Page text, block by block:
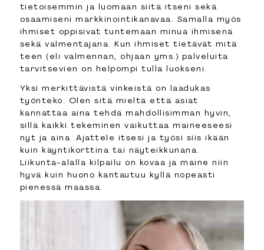
tietoisemmin ja luomaan siitä itseni sekä
osaamiseni markkinointikanavaa. Samalla myös
ihmiset oppisivat tuntemaan minua ihmisenä
sekä valmentajana. Kun ihmiset tietävät mitä
teen (eli valmennan, ohjaan yms.) palveluita
tarvitsevien on helpompi tulla luokseni.
Yksi merkittävistä vinkeistä on laadukas
työnteko. Olen sitä mieltä että asiat
kannattaa aina tehdä mahdollisimman hyvin,
sillä kaikki tekeminen vaikuttaa maineeseesi
nyt ja aina. Ajattele itsesi ja työsi siis ikään
kuin käyntikorttina tai näyteikkunana.
Liikunta-alalla kilpailu on kovaa ja maine niin
hyvä kuin huono kantautuu kyllä nopeasti
pienessä maassa.